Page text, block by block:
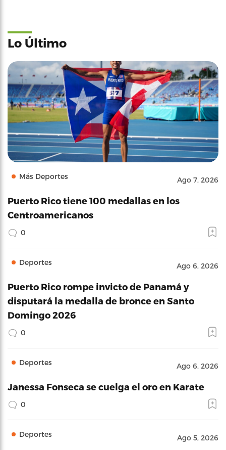
Lo Último
Más Deportes Ago 7, 2026
Puerto Rico tiene 100 medallas en los
Centroamericanos
0
Deportes Ago 6, 2026
Puerto Rico rompe invicto de Panamá y
disputará la medalla de bronce en Santo
Domingo 2026
0
Deportes Ago 6, 2026
Janessa Fonseca se cuelga el oro en Karate
0
Deportes Ago 5, 2026